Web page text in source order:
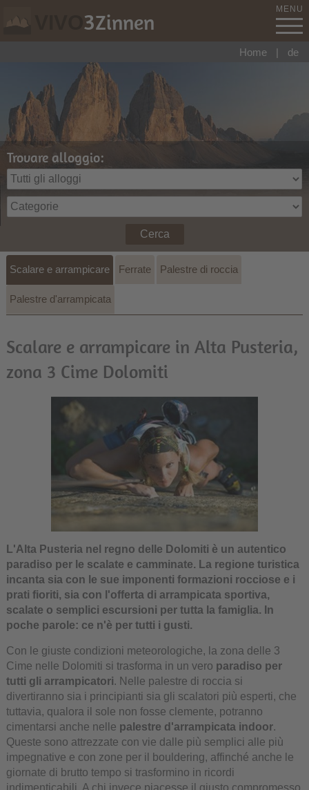
3Zinnen MENU
Trovare alloggio:
Cerca
Home | de
Scalare e arrampicare Ferrate Palestre di roccia
Palestre d'arrampicata
Scalare e arrampicare in Alta Pusteria,
zona 3 Cime Dolomiti
L'Alta Pusteria nel regno delle Dolomiti è un autentico
paradiso per le scalate e camminate. La regione turistica
incanta sia con le sue imponenti formazioni rocciose e i
prati fioriti, sia con l'offerta di arrampicata sportiva,
scalate o semplici escursioni per tutta la famiglia. In
poche parole: ce n'è per tutti i gusti.
Con le giuste condizioni meteorologiche, la zona delle 3
Cime nelle Dolomiti si trasforma in un vero paradiso per
tutti gli arrampicatori. Nelle palestre di roccia si
divertiranno sia i principianti sia gli scalatori più esperti, che
tuttavia, qualora il sole non fosse clemente, potranno
cimentarsi anche nelle palestre d'arrampicata indoor.
Queste sono attrezzate con vie dalle più semplici alle più
impegnative e con zone per il bouldering, affinché anche le
giornate di brutto tempo si trasformino in ricordi
indimenticabili. A chi invece piacesse il giusto compromesso